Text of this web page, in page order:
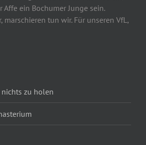
Affe ein Bochumer Junge sein.
marschieren tun wir. Für unseren VfL,
zu holen